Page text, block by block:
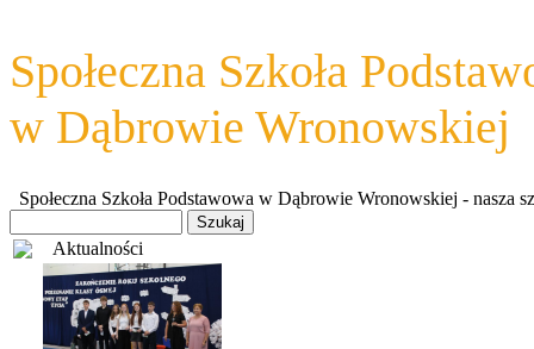
Społeczna Szkoła
w Dąbrowie Wronowskiej
Społeczna Szkoła Podstawowa w Dąbrowie Wronowskiej - nasza
Aktualności